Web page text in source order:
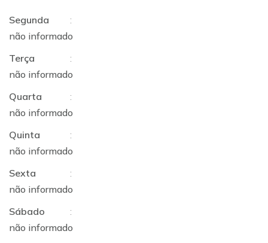
Segunda
:
não informado
Terça
:
não informado
Quarta
:
não informado
Quinta
:
não informado
Sexta
:
não informado
Sábado
:
não informado